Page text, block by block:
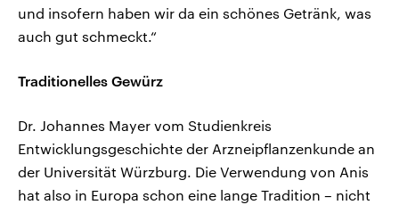
und insofern haben wir da ein schönes Getränk, was
auch gut schmeckt.“
Traditionelles Gewürz
Dr. Johannes Mayer vom Studienkreis
Entwicklungsgeschichte der Arzneipflanzenkunde an
der Universität Würzburg. Die Verwendung von Anis
hat also in Europa schon eine lange Tradition – nicht